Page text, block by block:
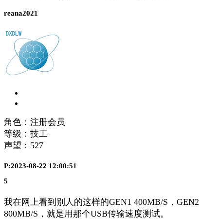
reana2021
角色：注册会员
等级：技工
声望： 527
P:2023-08-22 12:00:51
5
我在网上看到别人的这样的GEN1 400MB/S，GEN2
800MB/S，就是用那个USB传输速度测试。